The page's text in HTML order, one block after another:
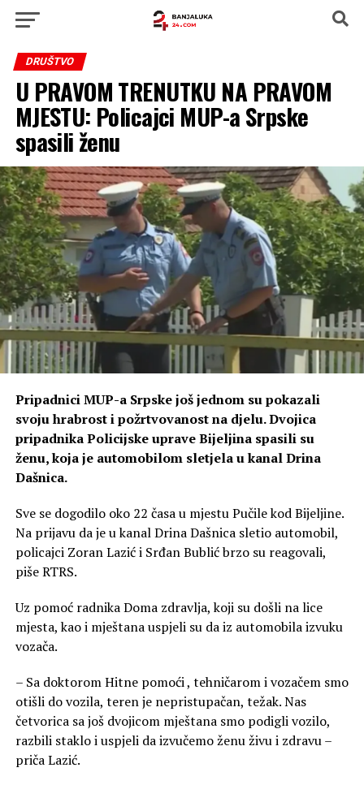
DRUŠTVO
U PRAVOM TRENUTKU NA PRAVOM
MJESTU: Policajci MUP-a Srpske
spasili ženu
Pripadnici MUP-a Srpske još jednom su pokazali
svoju hrabrost i požrtvovanost na djelu. Dvojica
pripadnika Policijske uprave Bijeljina spasili su
ženu, koja je automobilom sletjela u kanal Drina
Dašnica.
Sve se dogodilo oko 22 časa u mjestu Pučile kod Bijeljine.
Na prijavu da je u kanal Drina Dašnica sletio automobil,
policajci Zoran Lazić i Srđan Bublić brzo su reagovali,
piše RTRS.
Uz pomoć radnika Doma zdravlja, koji su došli na lice
mjesta, kao i mještana uspjeli su da iz automobila izvuku
vozača.
– Sa doktorom Hitne pomoći , tehničarom i vozačem smo
otišli do vozila, teren je nepristupačan, težak. Nas
četvorica sa još dvojicom mještana smo podigli vozilo,
razbili staklo i uspjeli da izvučemo ženu živu i zdravu –
priča Lazić.